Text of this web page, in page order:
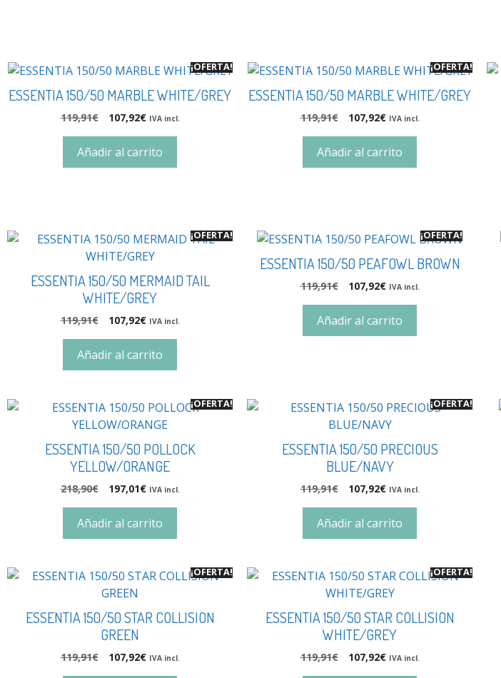
¡OFERTA!
ESSENTIA 150/50 MARBLE WHITE/GREY
119,91€ 107,92€ IVA incl.
Añadir al carrito
¡OFERTA!
ESSENTIA 150/50 MARBLE WHITE/GREY
119,91€ 107,92€ IVA incl.
Añadir al carrito
¡OFERTA!
ESSENTIA 150/50 MERMAID TAIL
WHITE/GREY
119,91€ 107,92€ IVA incl.
Añadir al carrito
¡OFERTA!
ESSENTIA 150/50 PEAFOWL BROWN
119,91€ 107,92€ IVA incl.
Añadir al carrito
¡OFERTA!
ESSENTIA 150/50 POLLOCK
YELLOW/ORANGE
218,90€ 197,01€ IVA incl.
Añadir al carrito
¡OFERTA!
ESSENTIA 150/50 PRECIOUS
BLUE/NAVY
119,91€ 107,92€ IVA incl.
Añadir al carrito
¡OFERTA!
ESSENTIA 150/50 STAR COLLISION
GREEN
119,91€ 107,92€ IVA incl.
¡OFERTA!
ESSENTIA 150/50 STAR COLLISION
WHITE/GREY
119,91€ 107,92€ IVA incl.